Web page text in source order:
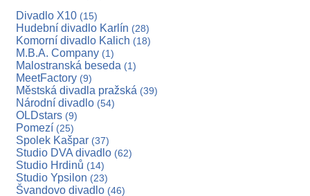
Divadlo X10 (15)
Hudební divadlo Karlín (28)
Komorní divadlo Kalich (18)
M.B.A. Company (1)
Malostranská beseda (1)
MeetFactory (9)
Městská divadla pražská (39)
Národní divadlo (54)
OLDstars (9)
Pomezí (25)
Spolek Kašpar (37)
Studio DVA divadlo (62)
Studio Hrdinů (14)
Studio Ypsilon (23)
Švandovo divadlo (46)